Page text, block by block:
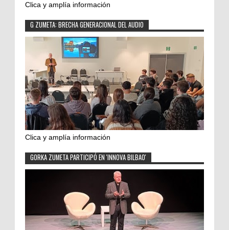
Clica y amplía información
G ZUMETA: BRECHA GENERACIONAL DEL AUDIO
Clica y amplía información
GORKA ZUMETA PARTICIPÓ EN 'INNOVA BILBAO'